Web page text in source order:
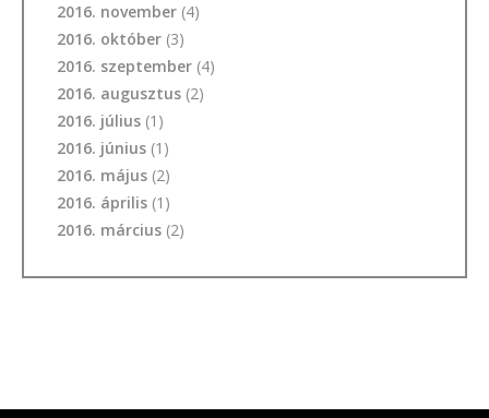
2016. november (4)
2016. október (3)
2016. szeptember (4)
2016. augusztus (2)
2016. július (1)
2016. június (1)
2016. május (2)
2016. április (1)
2016. március (2)